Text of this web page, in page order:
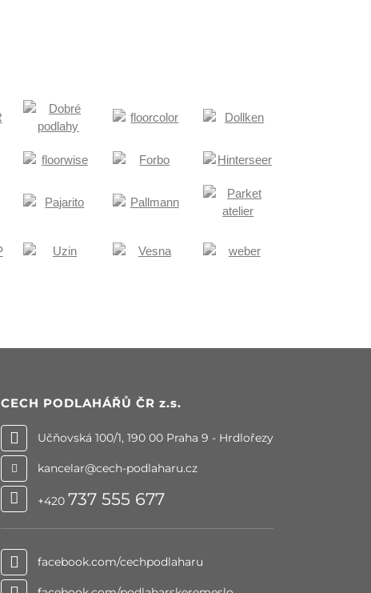
CECH PODLAHÁŘŮ ČR z.s.
Učňovská 100/1, 190 00 Praha 9 - Hrdlořezy
kancelar@cech-podlaharu.cz
+420 737 555 677
facebook.com/cechpodlaharu